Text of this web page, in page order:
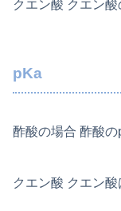
クエン酸 クエン
pKa
酢酸の場合 酢酸の
クエン酸 クエン